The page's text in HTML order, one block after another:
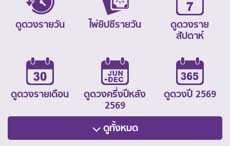
ดูดวงรายวัน ไพ่ยิปซีรายวัน
ดูดวงราย
สัปดาห์
ดูดวงรายเดือน
ดูดวงครึ่งปีหลัง
2569
ดูดวงปี 2569
ดูทั้งหมด